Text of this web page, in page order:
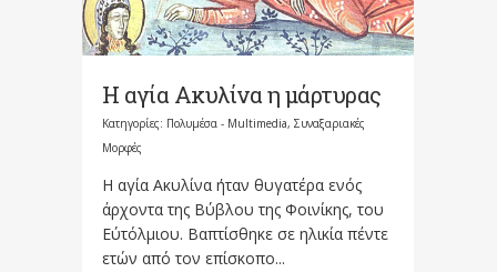
Η αγία Ακυλίνα η μάρτυρας
Κατηγορίες: Πολυμέσα - Multimedia, Συναξαριακές
Μορφές
H αγία Aκυλίνα ήταν θυγατέρα ενός
άρχοντα της Βύβλου της Φοινίκης, του
Εύτόλμιου. Βαπτίσθηκε σε ηλικία πέντε
ετών από τον επίσκοπο...